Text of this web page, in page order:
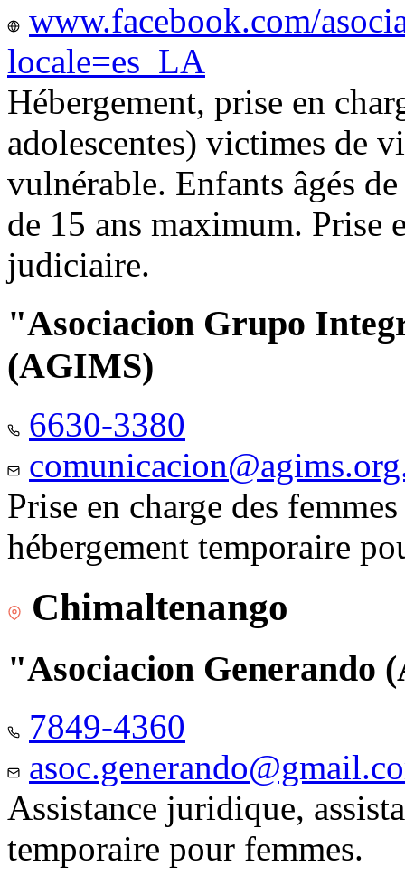
www.facebook.com/
locale=es_LA
Hébergement, prise en
adolescentes) victimes de
vulnérable. Enfants âgés
de 15 ans maximum. Prise
judiciaire.
"Asociacion Grupo
(AGIMS)
6630-3380
Prise en charge des
hébergement temporaire
Chimaltenango
"Asociacion Generando
7849-4360
Assistance juridique,
temporaire pour femmes.